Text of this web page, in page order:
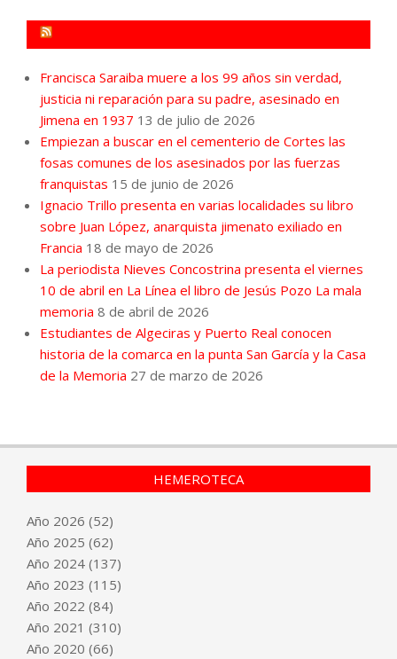
Francisca Saraiba muere a los 99 años sin verdad,
justicia ni reparación para su padre, asesinado en
Jimena en 1937 13 de julio de 2026
Empiezan a buscar en el cementerio de Cortes las
fosas comunes de los asesinados por las fuerzas
franquistas 15 de junio de 2026
Ignacio Trillo presenta en varias localidades su libro
sobre Juan López, anarquista jimenato exiliado en
Francia 18 de mayo de 2026
La periodista Nieves Concostrina presenta el viernes
10 de abril en La Línea el libro de Jesús Pozo La mala
memoria 8 de abril de 2026
Estudiantes de Algeciras y Puerto Real conocen
historia de la comarca en la punta San García y la Casa
de la Memoria 27 de marzo de 2026
HEMEROTECA
Año 2026 (52)
Año 2025 (62)
Año 2024 (137)
Año 2023 (115)
Año 2022 (84)
Año 2021 (310)
Año 2020 (66)